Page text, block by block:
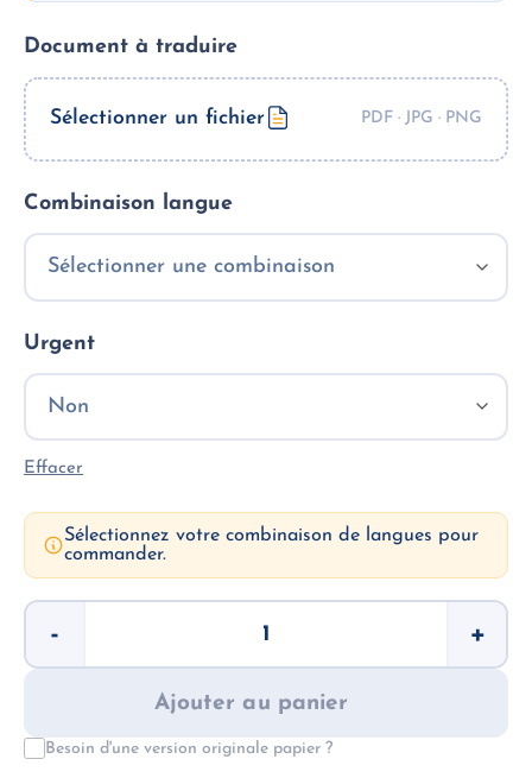
Document à traduire
Sélectionner un fichier
Combinaison langue
Urgent
Effacer
Sélectionnez votre combinaison de langues pour
commander.
-
Traduction
+
Ajouter au panier
Besoin d'une version originale papier ?